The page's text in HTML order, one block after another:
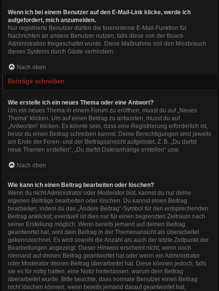
Wenn ich bei einem Benutzer auf den E-Mail-Link klicke, werde ich
aufgefordert, mich anzumelden.
Nur registrierte Benutzer dürfen die foreninterne E-Mail-Funktion für
Nachrichten an andere Benutzer nutzen, falls diese von der Board-
Administration freigeschaltet wurde. Diese Maßnahme soll den Missbrauch
dieses Systems durch Gäste verhindern.
Nach oben
Beiträge schreiben
Wie erstelle ich ein neues Thema oder eine Antwort?
Um ein neues Thema in einem Forum zu eröffnen, musst du auf „Neues
Thema“ klicken. Um auf einen Beitrag zu antworten, musst du auf
„Antworten“ klicken. Es könnte sein, dass eine Registrierung erforderlich ist,
bevor du einen Beitrag schreiben kannst. Deine Berechtigungen sind jeweils
am Ende der Foren- und der Beitragsansicht aufgelistet. Z. B. „Du darfst
neue Themen erstellen“, „Du darfst Dateianhänge erstellen“ usw.
Nach oben
Wie kann ich einen Beitrag bearbeiten oder löschen?
Wenn du nicht Administrator oder Moderator bist, kannst du nur deine
eigenen Beiträge bearbeiten oder löschen. Du kannst einen Beitrag
bearbeiten, indem du das „Ändere Beitrag“-Symbol für den entsprechenden
Beitrag anklickst; eventuell ist dies nur für einen begrenzten Zeitraum nach
seiner Erstellung möglich. Wenn bereits jemand auf deinen Beitrag
geantwortet hat, wird dein Beitrag in der Themenansicht als überarbeitet
gekennzeichnet. Es wird sowohl die Anzahl als auch der letzte Zeitpunkt der
Bearbeitungen angezeigt. Dieser Hinweis erscheint nicht, wenn noch
niemand auf deinen Beitrag geantwortet hat oder wenn ein Administrator
oder Moderator deinen Beitrag überarbeitet hat. Diese können jedoch, falls
sie es für nötig halten, eine Notiz hinterlassen, warum dein Beitrag
überarbeitet wurde. Bitte beachte, dass normale Benutzer einen Beitrag
nicht löschen können, wenn bereits jemand darauf geantwortet hat.